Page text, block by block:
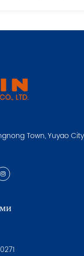
Town, Yuyao